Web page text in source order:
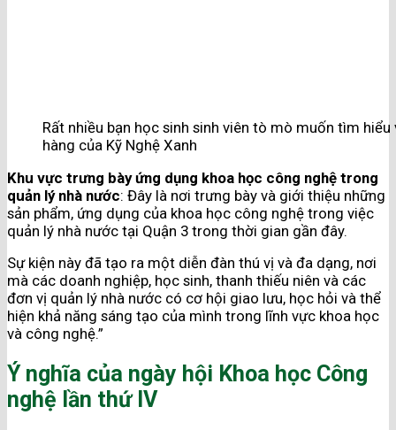
Rất nhiều bạn học sinh sinh viên tò mò muốn tìm
hàng của Kỹ Nghệ Xanh
Khu vực trưng bày ứng dụng khoa học công nghệ trong
quản lý nhà nước: Đây là nơi trưng bày và giới thiệu những
sản phẩm, ứng dụng của khoa học công nghệ trong việc
quản lý nhà nước tại Quận 3 trong thời gian gần đây.
Sự kiện này đã tạo ra một diễn đàn thú vị và đa dạng, nơi
mà các doanh nghiệp, học sinh, thanh thiếu niên và các
đơn vị quản lý nhà nước có cơ hội giao lưu, học hỏi và thể
hiện khả năng sáng tạo của mình trong lĩnh vực khoa học
và công nghệ.”
Ý nghĩa của ngày hội Khoa học Công
nghệ lần thứ IV